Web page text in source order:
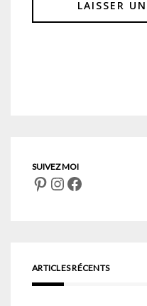
Pinterest
Instagram
Facebook
ARTICLES RÉCENTS